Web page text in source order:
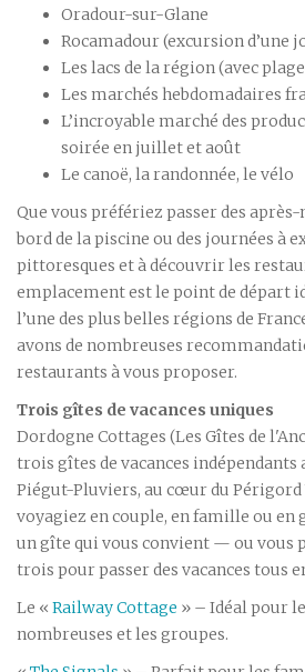
Oradour-sur-Glane
Rocamadour (excursion d’une
Les lacs de la région (avec
Les marchés hebdomadaires
L’incroyable marché des
soirée en juillet et août
Le canoë, la randonnée, le vélo
Que vous préfériez passer des
bord de la piscine ou des journées à
pittoresques et à découvrir les
emplacement est le point de départ
l’une des plus belles régions de
avons de nombreuses
restaurants à vous proposer.
Trois gîtes de vacances uniques
Dordogne Cottages (Les Gîtes de
trois gîtes de vacances indépendants
Piégut-Pluviers, au cœur du Périgord
voyagiez en couple, en famille ou en
un gîte qui vous convient — ou vous
trois pour passer des vacances tous
Le « Railway Cottage » – Idéal pour
nombreuses et les groupes.